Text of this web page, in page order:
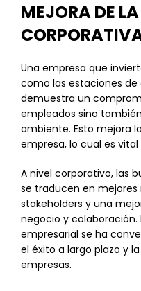
MEJORA DE
Una empresa que
como las estaciones
demuestra un
empleados sino
ambiente. Esto mejora
empresa, lo cual es
A nivel corporativo, las
se traducen en mejores
stakeholders y una
negocio y colaboración.
empresarial se ha
el éxito a largo plazo y
empresas.